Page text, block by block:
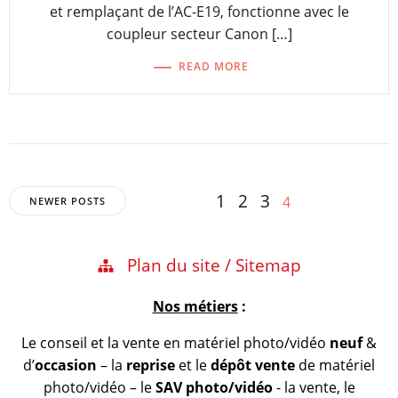
et remplaçant de l’AC-E19, fonctionne avec le
coupleur secteur Canon […]
READ MORE
Posts
navigation
NEWER POSTS Page
1 Page
2 Page
3 Page
4
Plan du site / Sitemap
Nos métiers:
Le conseil et la vente en matériel photo/vidéo neuf&
d’occasion – la reprise et ledépôt vente de matériel
photo/vidéo – leSAV photo/vidéo- la vente, le